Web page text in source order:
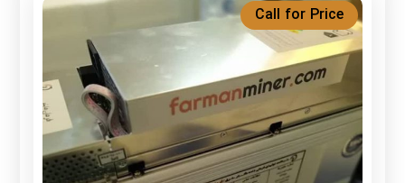
Call for Price